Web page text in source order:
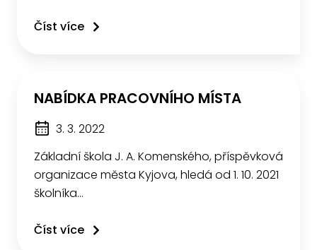
Číst více
NABÍDKA PRACOVNÍHO MÍSTA
3. 3. 2022
Základní škola J. A. Komenského, příspěvková
organizace města Kyjova, hledá od 1. 10. 2021
školníka…
Číst více